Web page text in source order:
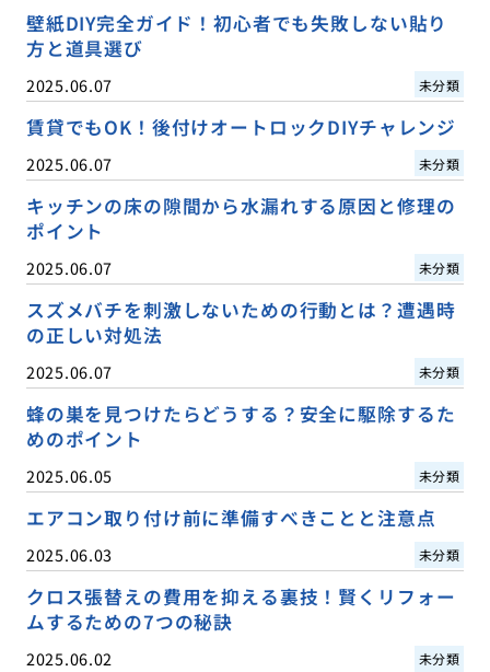
壁紙DIY完全ガイド！初心者でも失敗しない貼り
方と道具選び
2025.06.07 未分類
賃貸でもOK！後付けオートロックDIYチャレンジ
2025.06.07 未分類
キッチンの床の隙間から水漏れする原因と修理の
ポイント
2025.06.07 未分類
スズメバチを刺激しないための行動とは？遭遇時
の正しい対処法
2025.06.07 未分類
蜂の巣を見つけたらどうする？安全に駆除するた
めのポイント
2025.06.05 未分類
エアコン取り付け前に準備すべきことと注意点
2025.06.03 未分類
クロス張替えの費用を抑える裏技！賢くリフォー
ムするための7つの秘訣
2025.06.02 未分類